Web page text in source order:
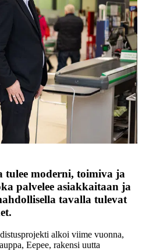
tulee moderni, toimiva ja
palvelee asiakkaitaan ja
tavalla tulevat
alkoi viime vuonna,
Eepee, rakensi uutta